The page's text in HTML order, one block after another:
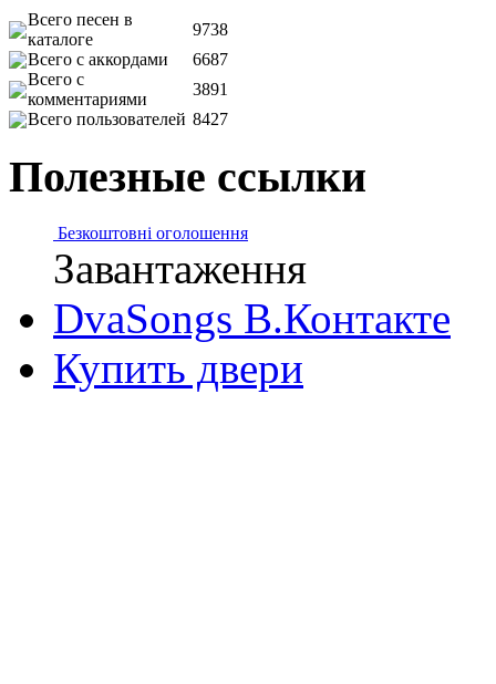
Всего песен в
каталоге
9738
Всего с аккордами
6687
Всего с
комментариями
3891
Всего пользователей 8427
Полезные ссылки
Безкоштовні оголошення
Завантаження
DvaSongs В.Контакте
Купить двери